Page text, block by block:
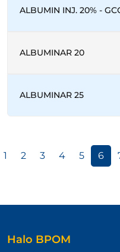
ALBUMIN INJ. 20% -
ALBUMINAR 20
ALBUMINAR 25
1 2 3 4 5 6
Halo BPOM